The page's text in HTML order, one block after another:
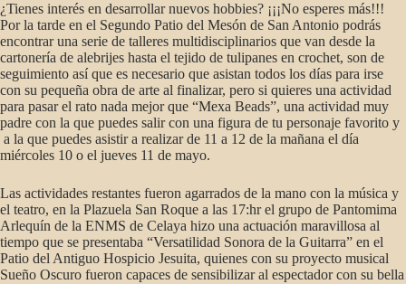
¿Tienes interés en desarrollar nuevos hobbies? ¡¡¡No esperes más!!!
Por la tarde en el Segundo Patio del Mesón de San Antonio podrás
encontrar una serie de talleres multidisciplinarios que van desde la
cartonería de alebrijes hasta el tejido de tulipanes en crochet, son de
seguimiento así que es necesario que asistan todos los días para irse
con su pequeña obra de arte al finalizar, pero si quieres una actividad
para pasar el rato nada mejor que “Mexa Beads”, una actividad muy
padre con la que puedes salir con una figura de tu personaje favorito y
a la que puedes asistir a realizar de 11 a 12 de la mañana el día
miércoles 10 o el jueves 11 de mayo.
Las actividades restantes fueron agarrados de la mano con la música y
el teatro, en la Plazuela San Roque a las 17:hr el grupo de Pantomima
Arlequín de la ENMS de Celaya hizo una actuación maravillosa al
tiempo que se presentaba “Versatilidad Sonora de la Guitarra” en el
Patio del Antiguo Hospicio Jesuita, quienes con su proyecto musical
Sueño Oscuro fueron capaces de sensibilizar al espectador con su bella